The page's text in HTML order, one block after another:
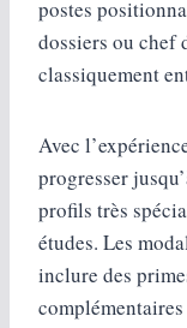
postes
dossiers ou chef
classiquement
Avec
progresser
profils très
études. Les
inclure des
complémentaires